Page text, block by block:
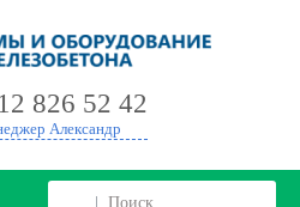
826 52 42
Александр